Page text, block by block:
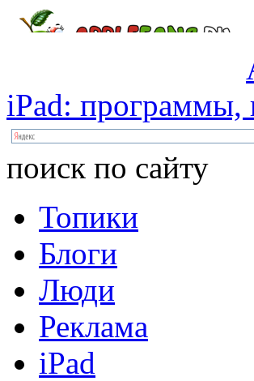
iPad: программы,
поиск по сайту
Топики
Блоги
Люди
Реклама
iPad